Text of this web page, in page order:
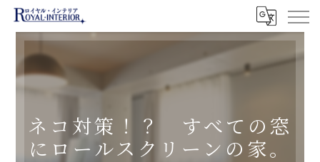
ネコ対策！？ すべての窓
にロールスクリーンの家。